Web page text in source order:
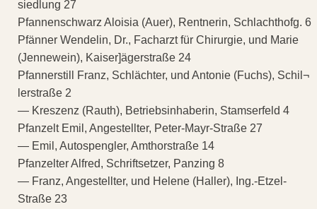
siedlung 27
Pfannenschwarz Aloisia (Auer), Rentnerin, Schlachthofg. 6
Pfänner Wendelin, Dr., Facharzt für Chirurgie, und Marie
(Jennewein), Kaiser]ägerstraße 24
Pfannerstill Franz, Schlächter, und Antonie (Fuchs), Schil¬
lerstraße 2
— Kreszenz (Rauth), Betriebsinhaberin, Stamserfeld 4
Pfanzelt Emil, Angestellter, Peter-Mayr-Straße 27
— Emil, Autospengler, Amthorstraße 14
Pfanzelter Alfred, Schriftsetzer, Panzing 8
— Franz, Angestellter, und Helene (Haller), Ing.-Etzel-
Straße 23